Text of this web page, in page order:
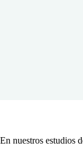
En nuestros estudios